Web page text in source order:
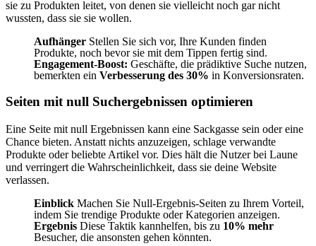
sie zu Produkten leitet, von denen sie vielleicht noch gar nicht
wussten, dass sie sie wollen.
Aufhänger Stellen Sie sich vor, Ihre Kunden finden
Produkte, noch bevor sie mit dem Tippen fertig sind.
Engagement-Boost: Geschäfte, die prädiktive Suche nutzen,
bemerkten ein Verbesserung des 30% in Konversionsraten.
Seiten mit null Suchergebnissen optimieren
Eine Seite mit null Ergebnissen kann eine Sackgasse sein oder eine
Chance bieten. Anstatt nichts anzuzeigen, schlage verwandte
Produkte oder beliebte Artikel vor. Dies hält die Nutzer bei Laune
und verringert die Wahrscheinlichkeit, dass sie deine Website
verlassen.
Einblick Machen Sie Null-Ergebnis-Seiten zu Ihrem Vorteil,
indem Sie trendige Produkte oder Kategorien anzeigen.
Ergebnis Diese Taktik kannhelfen, bis zu 10% mehr
Besucher, die ansonsten gehen könnten.